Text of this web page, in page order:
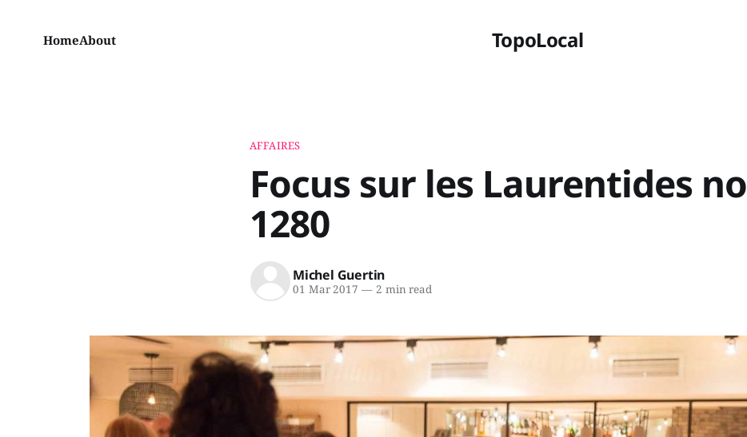
TopoLocal
HomeAbout
AFFAIRES
Focus sur les Laurentides no
1280
Michel Guertin
01 Mar 2017 —2 min read